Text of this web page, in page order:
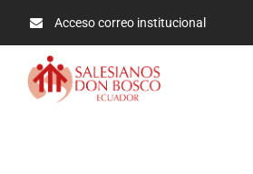
Acceso correo institucional